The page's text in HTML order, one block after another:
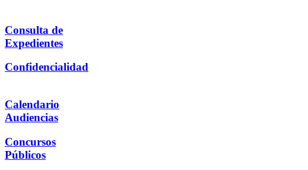
Consulta de
Expedientes
Confidencialidad
Calendario
Audiencias
Concursos
Públicos